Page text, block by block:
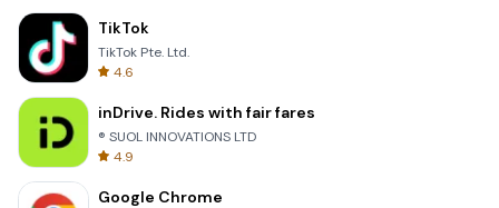
TikTok
TikTok Pte. Ltd.
4.6
inDrive. Rides with fair fares
® SUOL INNOVATIONS LTD
4.9
Google Chrome